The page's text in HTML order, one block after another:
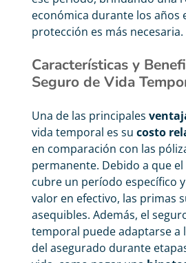
económica durante los años
protección es más necesaria.
Características y
Seguro de Vida
Una de las principales
vida temporal es su costo
en comparación con las
permanente. Debido a que
cubre un período específico
valor en efectivo, las primas
asequibles. Además, el
temporal puede adaptarse a
del asegurado durante